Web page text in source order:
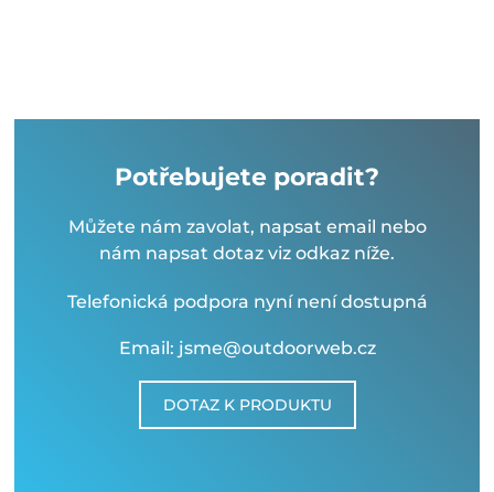
Potřebujete poradit?
Můžete nám zavolat, napsat email nebo
nám napsat dotaz viz odkaz níže.
Telefonická podpora nyní není dostupná
Email: jsme@outdoorweb.cz
DOTAZ K PRODUKTU